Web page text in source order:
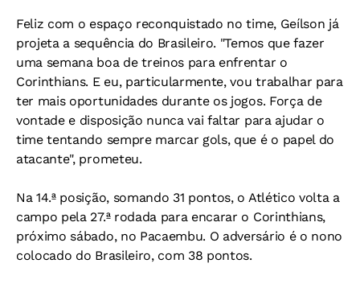
Feliz com o espaço reconquistado no time, Geílson já
projeta a sequência do Brasileiro. "Temos que fazer
uma semana boa de treinos para enfrentar o
Corinthians. E eu, particularmente, vou trabalhar para
ter mais oportunidades durante os jogos. Força de
vontade e disposição nunca vai faltar para ajudar o
time tentando sempre marcar gols, que é o papel do
atacante", prometeu.
Na 14.ª posição, somando 31 pontos, o Atlético volta a
campo pela 27.ª rodada para encarar o Corinthians,
próximo sábado, no Pacaembu. O adversário é o nono
colocado do Brasileiro, com 38 pontos.